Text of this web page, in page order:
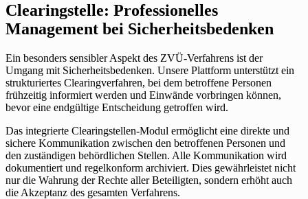
Clearingstelle: Professionelles
Management bei Sicherheitsbedenken
Ein besonders sensibler Aspekt des ZVÜ-Verfahrens ist der
Umgang mit Sicherheitsbedenken. Unsere Plattform unterstützt ein
strukturiertes Clearingverfahren, bei dem betroffene Personen
frühzeitig informiert werden und Einwände vorbringen können,
bevor eine endgültige Entscheidung getroffen wird.
Das integrierte Clearingstellen-Modul ermöglicht eine direkte und
sichere Kommunikation zwischen den betroffenen Personen und
den zuständigen behördlichen Stellen. Alle Kommunikation wird
dokumentiert und regelkonform archiviert. Dies gewährleistet nicht
nur die Wahrung der Rechte aller Beteiligten, sondern erhöht auch
die Akzeptanz des gesamten Verfahrens.